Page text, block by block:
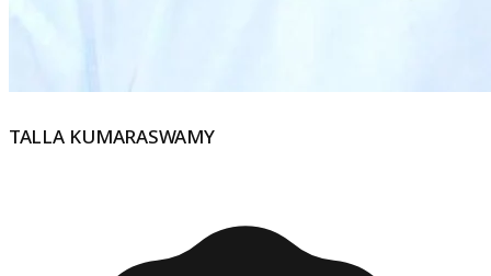
TALLA KUMARASWAMY